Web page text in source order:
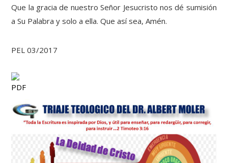
Que la gracia de nuestro Señor Jesucristo nos dé sumisión
a Su Palabra y solo a ella. Que así sea, Amén.
PEL 03/2017